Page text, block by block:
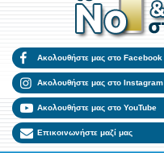
Ακολουθήστε μας στο Facebook
Ακολουθήστε μας στο Instagram
Ακολουθήστε μας στο YouTube
Επικοινωνήστε μαζί μας